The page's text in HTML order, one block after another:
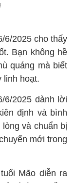
6/2025 cho thấy
Bạn không hề
quáng mà biết
linh hoạt.
6/2025 dành lời
định và bình
và chuẩn bị
mới trong
Mão diễn ra